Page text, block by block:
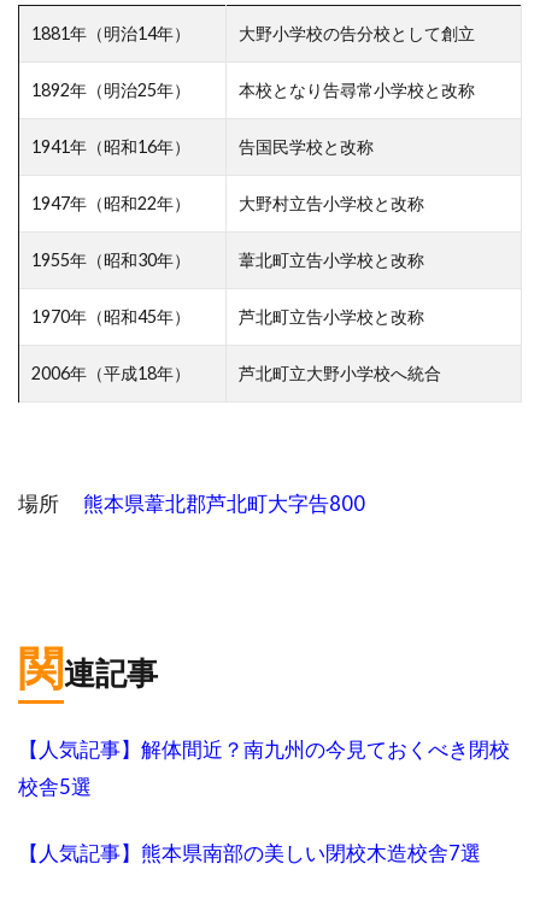
1881年（明治14年） 大野小学校の告分校として創立
1892年（明治25年） 本校となり告尋常小学校と改称
1941年（昭和16年） 告国民学校と改称
1947年（昭和22年） 大野村立告小学校と改称
1955年（昭和30年） 葦北町立告小学校と改称
1970年（昭和45年） 芦北町立告小学校と改称
2006年（平成18年） 芦北町立大野小学校へ統合
場所 熊本県葦北郡芦北町大字告800
関連記事
【人気記事】解体間近？南九州の今見ておくべき閉校
校舎5選
【人気記事】熊本県南部の美しい閉校木造校舎7選